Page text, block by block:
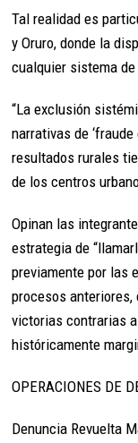
Tal realidad es
y Oruro, donde la
cualquier sistema
“La exclusión
narrativas de
resultados rurales
de los centros
Opinan las
estrategia de
previamente por las
procesos anteriores,
victorias contrarias
históricamente
OPERACIONES DE
Denuncia Revuelta